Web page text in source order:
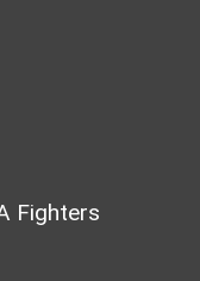
Fighters